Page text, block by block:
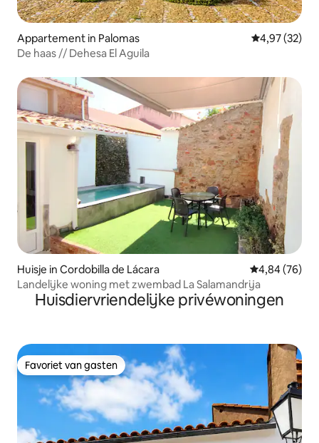
Appartement in Palomas Gemiddelde
4,97 (32)
De haas // Dehesa El Aguila
Huisje in Cordobilla de Lácara Gemiddelde
4,84 (76)
Landelijke woning met zwembad La Salamandrija
Huisdiervriendelijke privéwoningen
Favoriet van gasten
Favoriet van gasten